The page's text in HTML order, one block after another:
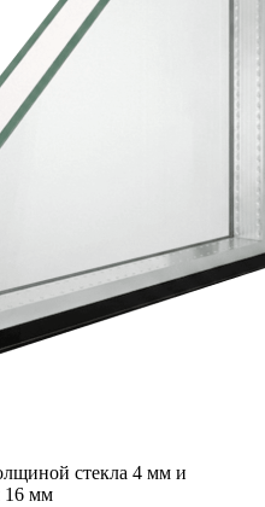
стекла 4 мм и
16 мм